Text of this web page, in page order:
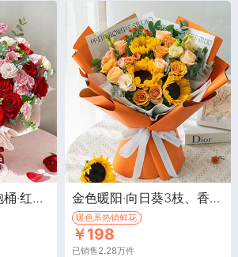
幸福时光/鲜花抱抱桶·红玫瑰11枝，粉色及红色康乃馨多枝 金色暖阳·向日葵3枝、香槟玫瑰6枝、辉煌玫瑰5枝
暖色系热销鲜花
￥198
已销售2.28万件